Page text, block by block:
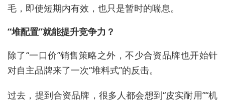
毛，即使短期内有效，也只是暂时的喘息。
“堆配置”就能提升竞争力？
除了“一口价”销售策略之外，不少合资品牌也开始针
对自主品牌来了一次“堆料式”的反击。
过去，提到合资品牌，很多人都会想到“皮实耐用”“机